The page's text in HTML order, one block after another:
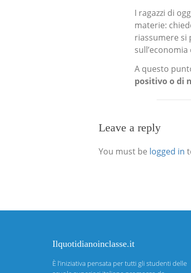
I ragazzi di
materie:
riassumere si
A questo
positivo o di
Leave a reply
You must be logged in
Ilquotidianoinclasse.it
È l’iniziativa pensata per tutti gli studenti delle